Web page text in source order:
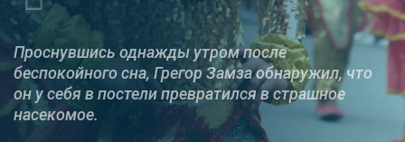
Проснувшись однажды утром после
беспокойного сна, Грегор Замза обнаружил, что
он у себя в постели превратился в страшное
насекомое.